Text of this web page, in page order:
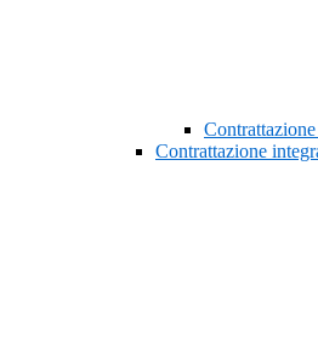
Contrattazione